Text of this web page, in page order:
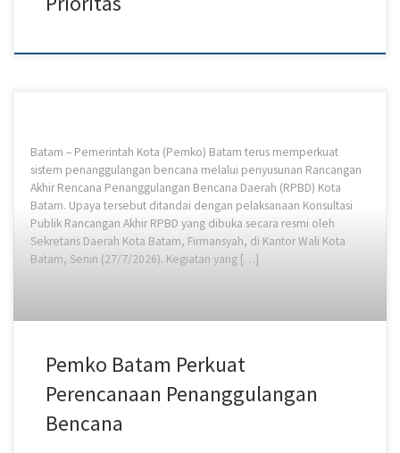
Batam – Pemerintah Kota (Pemko) Batam terus memperkuat
sistem penanggulangan bencana melalui penyusunan Rancangan
Akhir Rencana Penanggulangan Bencana Daerah (RPBD) Kota
Batam. Upaya tersebut ditandai dengan pelaksanaan Konsultasi
Publik Rancangan Akhir RPBD yang dibuka secara resmi oleh
Sekretaris Daerah Kota Batam, Firmansyah, di Kantor Wali Kota
Batam, Senin (27/7/2026). Kegiatan yang […]
Pemko Batam Perkuat
Perencanaan Penanggulangan
Bencana